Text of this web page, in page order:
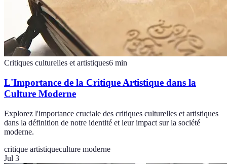
Critiques culturelles et artistiques6 min
L'Importance de la Critique Artistique dans la
Culture Moderne
Explorez l'importance cruciale des critiques culturelles et artistiques
dans la définition de notre identité et leur impact sur la société
moderne.
critique artistiqueculture moderne
Jul 3